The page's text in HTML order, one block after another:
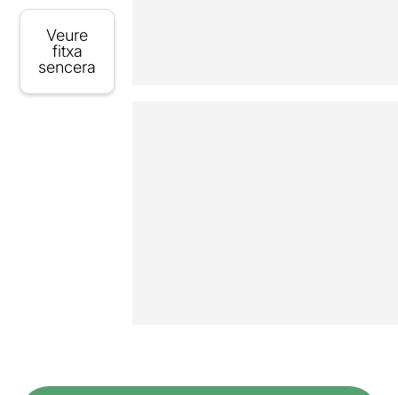
Veure
fitxa
sencera